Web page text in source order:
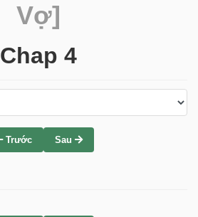
Vợ]
Chap 4
Trước Sau